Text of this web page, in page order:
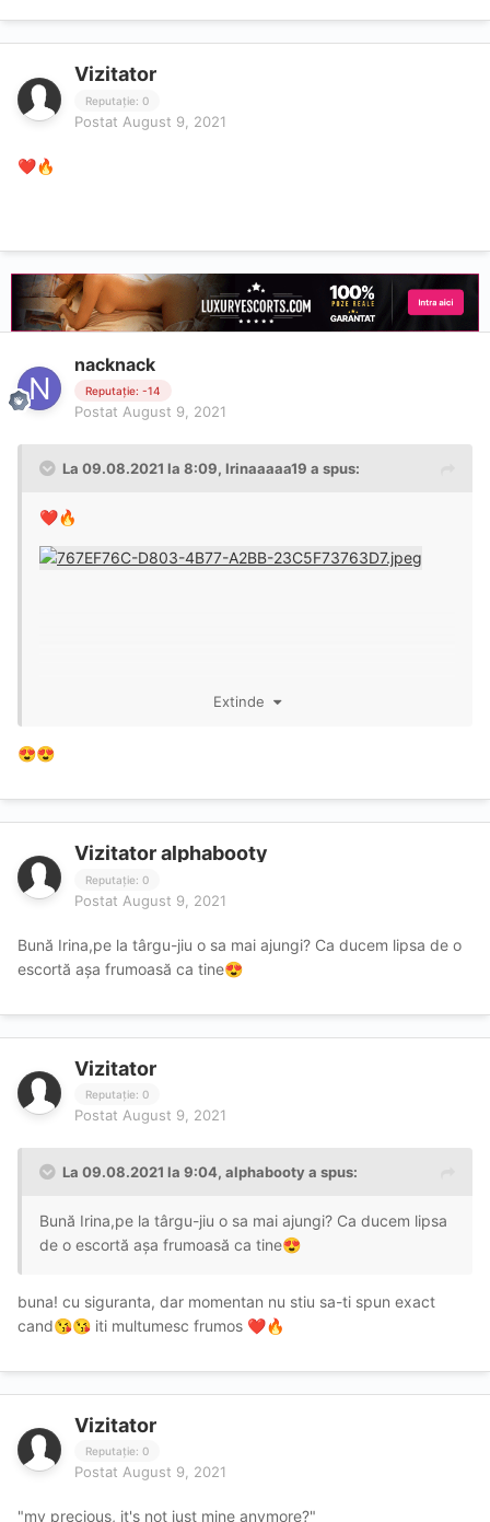
Vizitator
Reputație: 0
Postat August 9, 2021
❤️🔥
nacknack
Reputație: -14
Postat August 9, 2021
La 09.08.2021 la 8:09, Irinaaaaa19 a spus:
❤️🔥
Extinde
😍😍
Vizitator alphabooty
Reputație: 0
Postat August 9, 2021
Bună Irina,pe la târgu-jiu o sa mai ajungi? Ca ducem lipsa de o
escortă așa frumoasă ca tine😍
Vizitator
Reputație: 0
Postat August 9, 2021
La 09.08.2021 la 9:04, alphabootya spus:
Bună Irina,pe la târgu-jiu o sa mai ajungi? Ca ducem lipsa
de o escortă așa frumoasă ca tine😍
buna! cu siguranta, dar momentan nu stiu sa-ti spun exact
cand😘😘 iti multumesc frumos ❤️🔥
Vizitator
Reputație: 0
Postat August 9, 2021
"my precious, it's not just mine anymore?"